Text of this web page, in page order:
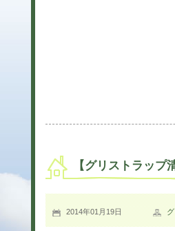
【グリストラッ
2014年01月19日